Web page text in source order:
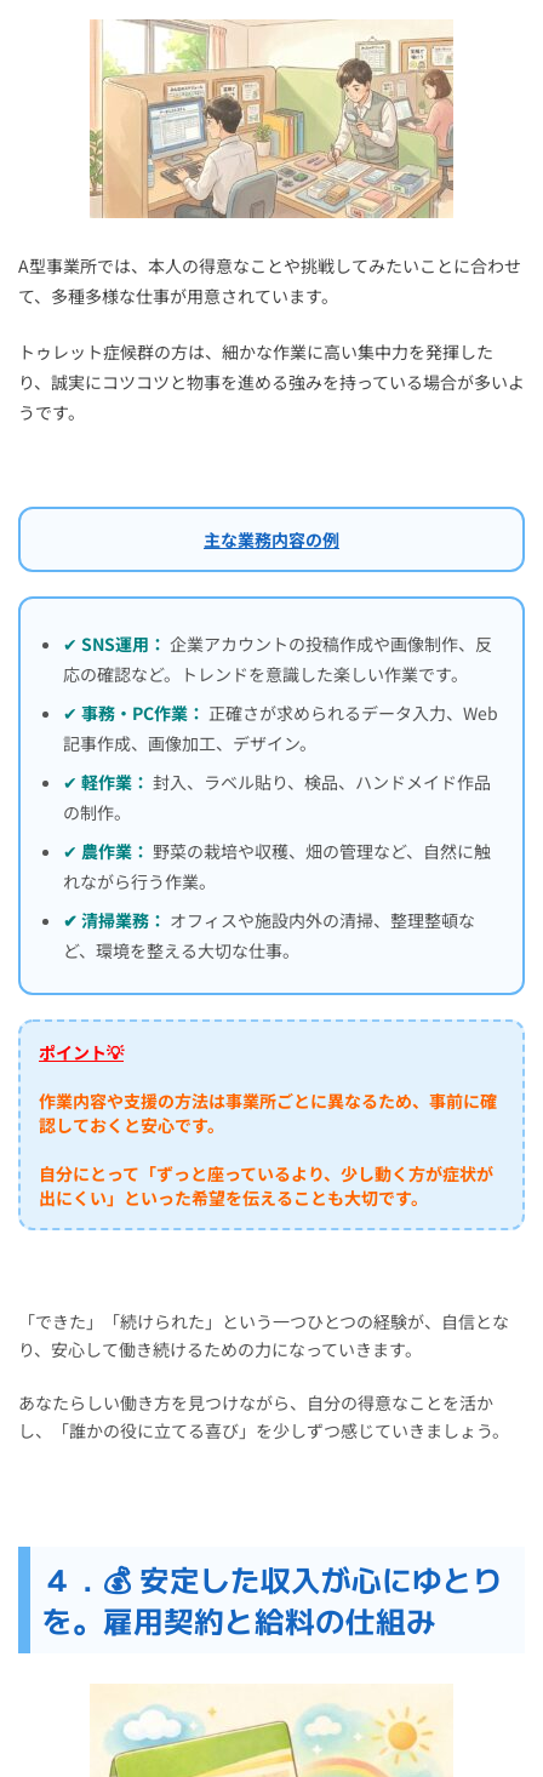
A型事業所では、本人の得意なことや挑戦してみたいことに合わせ
て、多種多様な仕事が用意されています。
トゥレット症候群の方は、細かな作業に高い集中力を発揮した
り、誠実にコツコツと物事を進める強みを持っている場合が多いよ
うです。
主な業務内容の例
✔ SNS運用： 企業アカウントの投稿作成や画像制作、反
応の確認など。トレンドを意識した楽しい作業です。
✔ 事務・PC作業： 正確さが求められるデータ入力、Web
記事作成、画像加工、デザイン。
✔ 軽作業： 封入、ラベル貼り、検品、ハンドメイド作品
の制作。
✔ 農作業： 野菜の栽培や収穫、畑の管理など、自然に触
れながら行う作業。
✔ 清掃業務： オフィスや施設内外の清掃、整理整頓な
ど、環境を整える大切な仕事。
ポイント💡
作業内容や支援の方法は事業所ごとに異なるため、事前に確
認しておくと安心です。
自分にとって「ずっと座っているより、少し動く方が症状が
出にくい」といった希望を伝えることも大切です。
「できた」「続けられた」という一つひとつの経験が、自信とな
り、安心して働き続けるための力になっていきます。
あなたらしい働き方を見つけながら、自分の得意なことを活か
し、「誰かの役に立てる喜び」を少しずつ感じていきましょう。
４．💰 安定した収入が心にゆとり
を。雇用契約と給料の仕組み